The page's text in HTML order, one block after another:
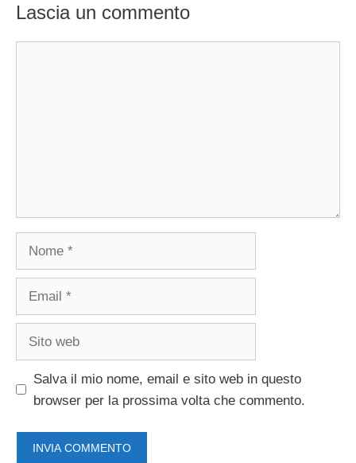
Lascia un commento
Nome
Email
Sito
Salva il mio nome, email e sito web in questo
browser per la prossima volta che commento.